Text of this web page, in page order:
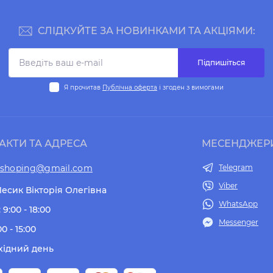
СЛІДКУЙТЕ ЗА НОВИНКАМИ ТА АКЦІЯМИ:
Підпишіться
Я прочитав Публічна оферта і згоден з вимогами
ТА АДРЕСА
Вікторія Олегівна
- 18:00
- 15:00
день
Telegram
Viber
WhatsApp
Messenger